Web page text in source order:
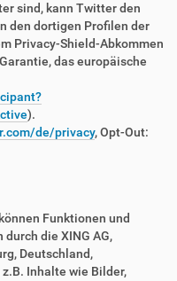
sind, kann Twitter den
den dortigen Profilen der
Privacy-Shield-Abkommen
das europäische
).
de/privacy, Opt-Out:
Funktionen und
die XING AG,
Deutschland,
Inhalte wie Bilder,